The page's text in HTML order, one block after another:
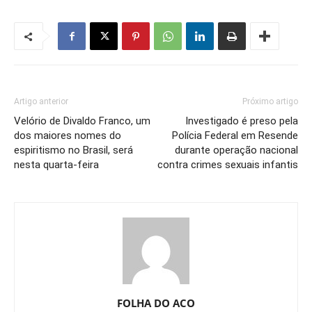
Artigo anterior
Velório de Divaldo Franco, um
dos maiores nomes do
espiritismo no Brasil, será
nesta quarta-feira
Próximo artigo
Investigado é preso pela
Polícia Federal em Resende
durante operação nacional
contra crimes sexuais infantis
FOLHA DO ACO